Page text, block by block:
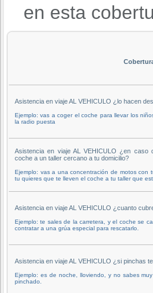
en esta
Asistencia en viaje AL VEHICULO ¿lo hacen
Ejemplo: vas a coger el coche para llevar los
la radio puesta
Asistencia en viaje AL VEHICULO ¿en
coche a un taller cercano a tu domicilio?
Ejemplo: vas a una concentración de motos con
tu quieres que te lleven el coche a tu taller que
Asistencia en viaje AL VEHICULO ¿cuanto
Ejemplo: te sales de la carretera, y el coche se
contratar a una grúa especial para rescatarlo.
Asistencia en viaje AL VEHICULO ¿si pinchas
Ejemplo: es de noche, lloviendo, y no sabes
pinchado.